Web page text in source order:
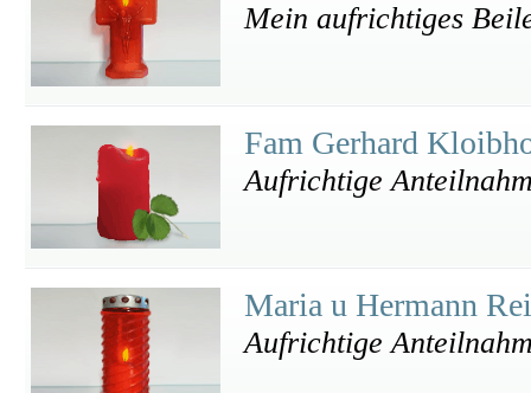
Mein aufrichtiges
Fam Gerhard
Aufrichtige
Maria u Hermann
Aufrichtige